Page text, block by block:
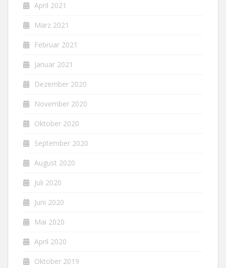
April 2021
März 2021
Februar 2021
Januar 2021
Dezember 2020
November 2020
Oktober 2020
September 2020
August 2020
Juli 2020
Juni 2020
Mai 2020
April 2020
Oktober 2019